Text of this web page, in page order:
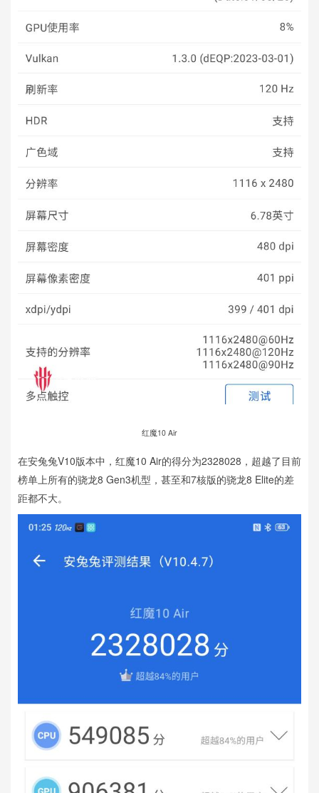
红魔10 Air
在安兔兔V10版本中，红魔10 Air的得分为2328028，超越了目前
榜单上所有的骁龙8 Gen3机型，甚至和7核版的骁龙8 Elite的差
距都不大。